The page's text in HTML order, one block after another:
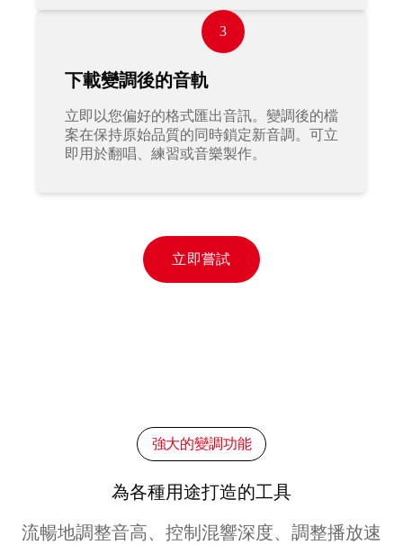
3
下載變調後的音軌
立即以您偏好的格式匯出音訊。變調後的檔
案在保持原始品質的同時鎖定新音調。可立
即用於翻唱、練習或音樂製作。
立即嘗試
強大的變調功能
為各種用途打造的工具
流暢地調整音高、控制混響深度、調整播放速